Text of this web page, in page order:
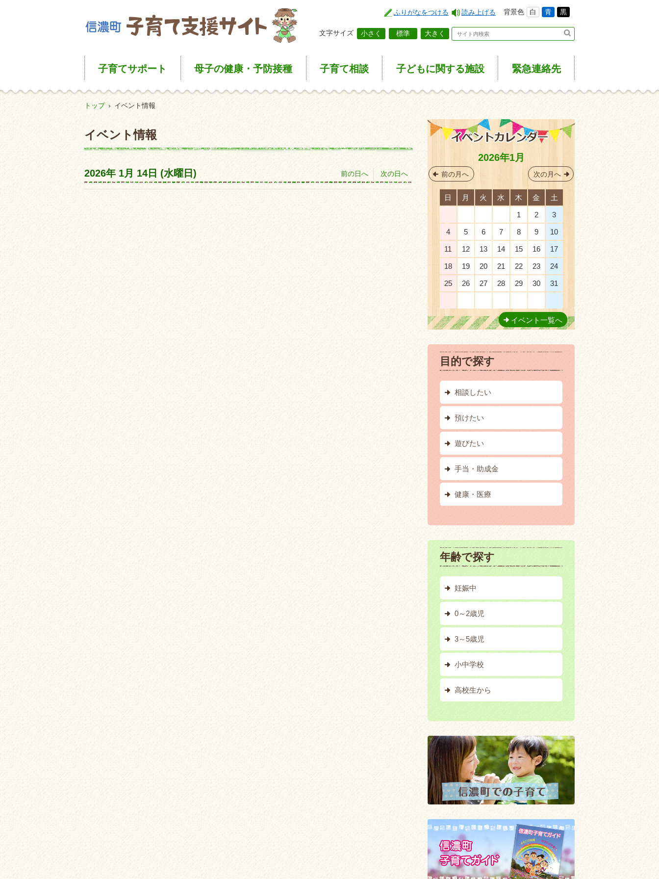
ふりがなをつける 読み上げる 背景色 白 青 黒
文字サイズ 小さく 標準 大きく
子育てサポート 母子の健康 ・予防接種 子育て相談 子どもに関する施設 緊急連絡先
トップ › イベント情報
イベント情報
2026年 1月 14日 (水曜日) 前の日へ 次の日へ 前の月へ 次の月へ
2026年1月
日 月 火 水 木 金 土
1 2 3
4 5 6 7 8 9 10
11 12 13 14 15 16 17
18 19 20 21 22 23 24
25 26 27 28 29 30 31
イベント一覧へ
目的で探す
相談したい
預けたい
遊びたい
手当・助成金
健康・医療
年齢で探す
妊娠中
0～2歳児
3～5歳児
小中学校
高校生から